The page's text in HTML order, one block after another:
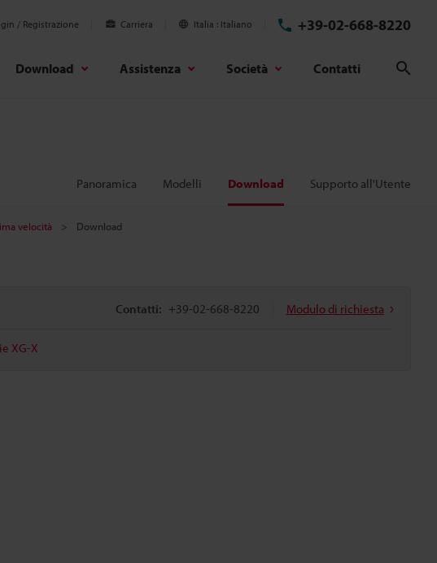
/ Registrazione Carriera Italia Italiano +39-02-668-8220
Download Assistenza Società Contatti
Panoramica Modelli Download Supporto all'Utente
velocità Download
XG-X
Contatti: +39-02-668-8220 Modulo di richiesta